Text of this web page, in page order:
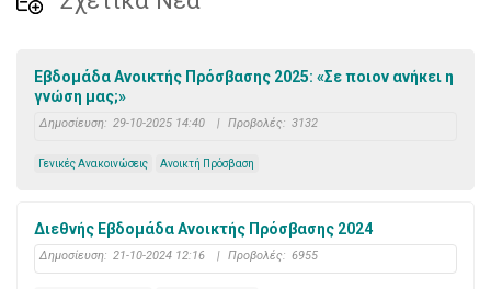
Εβδομάδα Ανοικτής Πρόσβασης 2025: «Σε ποιον ανήκει η
γνώση μας;»
Δημοσίευση: 29-10-2025 14:40 | Προβολές: 3132
Γενικές Ανακοινώσεις Ανοικτή Πρόσβαση
Διεθνής Εβδομάδα Ανοικτής Πρόσβασης 2024
Δημοσίευση: 21-10-2024 12:16 | Προβολές: 6955